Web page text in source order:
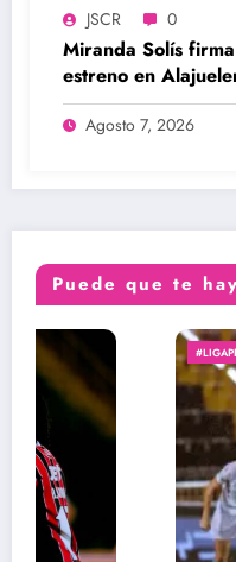
JSCR 0
Miranda Solís
estreno en
Agosto 7, 2026
Puede que te
#LIGAPROMERICAFEMENINA